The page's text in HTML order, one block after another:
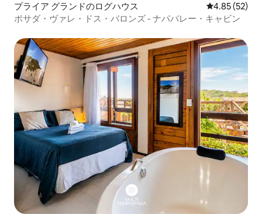
プライア グランドのログハウス レビュー52
4.85 (52)
ポサダ・ヴァレ・ドス・バロンズ - ナパバレー・キャビン